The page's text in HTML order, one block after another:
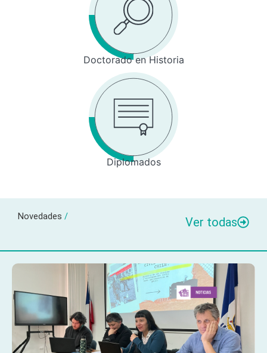
Doctorado en Historia
Diplomados
Novedades / Ver todas